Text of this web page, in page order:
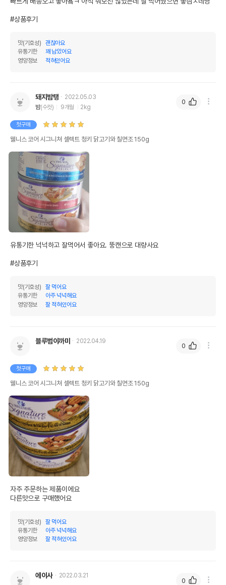
#상품후기
맛(기호성)
괜찮아요
유통기한
꽤 남았어요
영양정보
적혀있어요
돼지밤탱
2022.05.03
밤(수컷) 9개월 2kg
첫구매
웰니스 코어 시그니쳐 셀렉트 청키 닭고기와 칠면조 150g
유통기한 넉넉하고 잘먹어서 좋아요. 뚱캔으로 대량사요
#상품후기
맛(기호성)
잘 먹어요
유통기한
아주 넉넉해요
영양정보
잘 적혀있어요
0
블루범이까미 2022.04.19
첫구매
웰니스 코어 시그니쳐 셀렉트 청키 닭고기와 칠면조 150g
자주 주문하는 제품이에요
다른맛으로 구매했어요
맛(기호성)
잘 먹어요
유통기한
아주 넉넉해요
영양정보
잘 적혀있어요
0
에이사 2022.03.21
0